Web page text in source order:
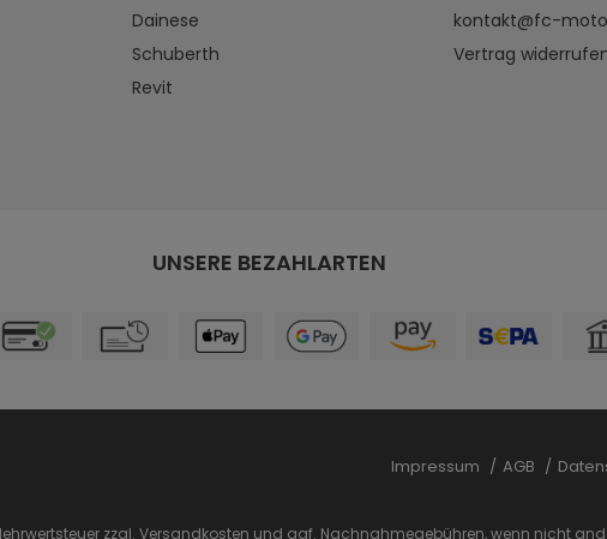
Dainese
Schuberth
Revit
kontakt@fc-
Vertrag
UNSERE BEZAHLARTEN
Impressum AGB
zzgl. Versandkosten und ggf. Nachnahmegebühren, wenn nicht